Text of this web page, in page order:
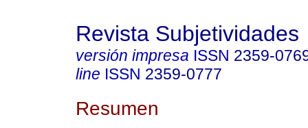
Revista Subjetividades
versión impresa ISSN 2359-
line ISSN 2359-0777
Resumen